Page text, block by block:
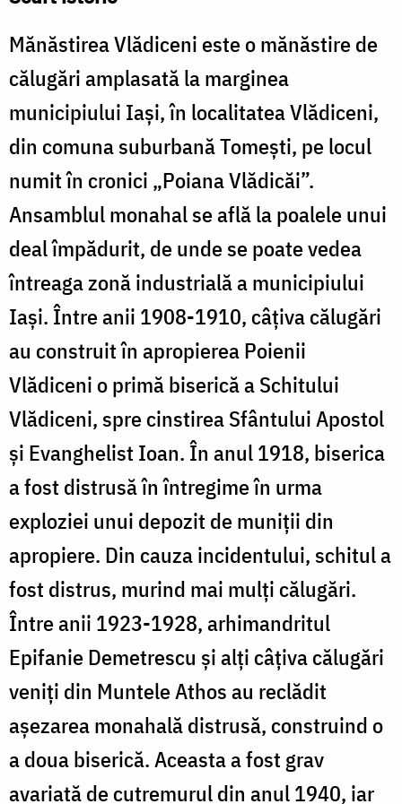
Mănăstirea Vlădiceni este o mănăstire de
călugări amplasată la marginea
municipiului Iaşi, în localitatea Vlădiceni,
din comuna suburbană Tomeşti, pe locul
numit în cronici „Poiana Vlădicăi”.
Ansamblul monahal se află la poalele unui
deal împădurit, de unde se poate vedea
întreaga zonă industrială a municipiului
Iaşi. Între anii 1908-1910, câţiva călugări
au construit în apropierea Poienii
Vlădiceni o primă biserică a Schitului
Vlădiceni, spre cinstirea Sfântului Apostol
şi Evanghelist Ioan. În anul 1918, biserica
a fost distrusă în întregime în urma
exploziei unui depozit de muniţii din
apropiere. Din cauza incidentului, schitul a
fost distrus, murind mai mulţi călugări.
Între anii 1923-1928, arhimandritul
Epifanie Demetrescu şi alţi câţiva călugări
veniţi din Muntele Athos au reclădit
aşezarea monahală distrusă, construind o
a doua biserică. Aceasta a fost grav
avariată de cutremurul din anul 1940, iar